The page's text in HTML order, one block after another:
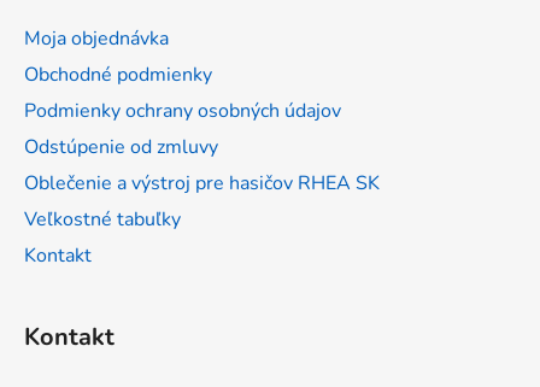
Moja objednávka
Obchodné podmienky
Podmienky ochrany osobných údajov
Odstúpenie od zmluvy
Oblečenie a výstroj pre hasičov RHEA SK
Veľkostné tabuľky
Kontakt
Kontakt